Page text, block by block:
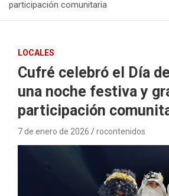
participación comunitaria
LOCALES
Cufré celebró el Día
una noche festiva y
participación
7 de enero de 2026 rocontenidos